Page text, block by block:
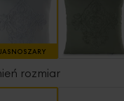
rozmiar